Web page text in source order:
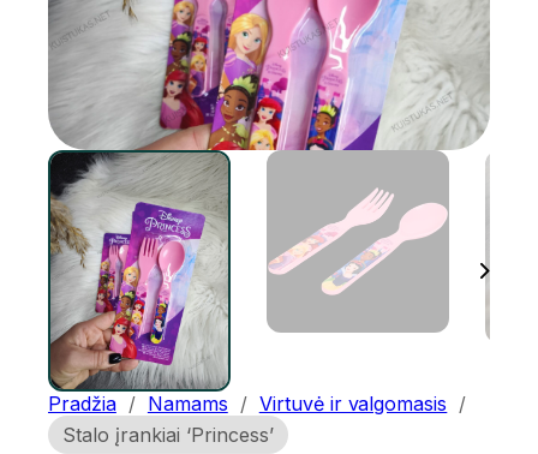
Pradžia / Namams / Virtuvė ir valgomasis /
Stalo įrankiai ‘Princess’